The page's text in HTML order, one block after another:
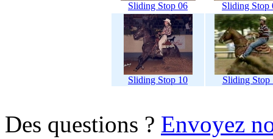
Sliding Stop 06 Sliding Stop
Sliding Stop 10 Sliding Stop
Des questions ? Envoyez